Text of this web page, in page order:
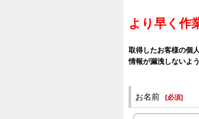
より早く作
取得したお客様の個
情報が漏洩しないよ
お名前 [必須]